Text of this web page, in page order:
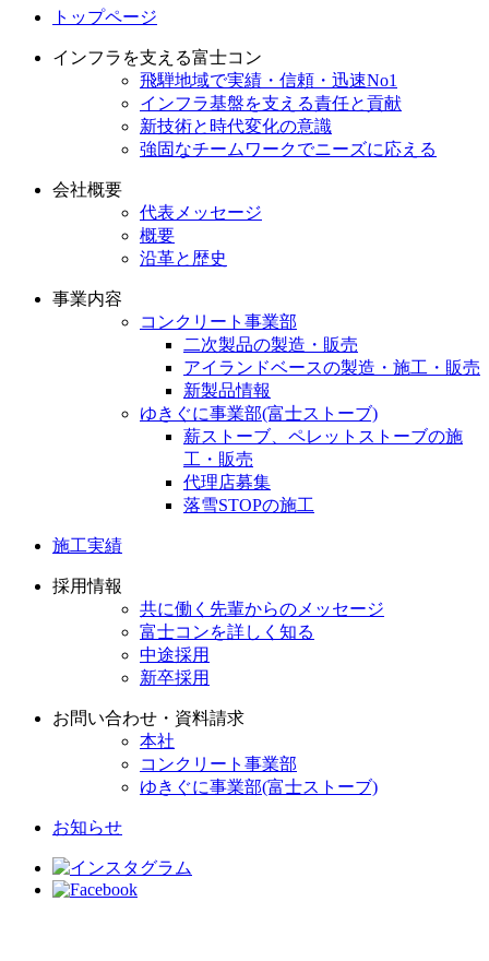
トップページ
インフラを支える富士コン
飛騨地域で実績・信頼・迅速No1
インフラ基盤を支える責任と貢献
新技術と時代変化の意識
強固なチームワークでニーズに応える
会社概要
代表メッセージ
概要
沿革と歴史
事業内容
コンクリート事業部
二次製品の製造・販売
アイランドベースの製造・施工・販売
新製品情報
ゆきぐに事業部(富士ストーブ)
薪ストーブ、ペレットストーブの施
工・販売
代理店募集
落雪STOPの施工
施工実績
採用情報
共に働く先輩からのメッセージ
富士コンを詳しく知る
中途採用
新卒採用
お問い合わせ・資料請求
本社
コンクリート事業部
ゆきぐに事業部(富士ストーブ)
お知らせ